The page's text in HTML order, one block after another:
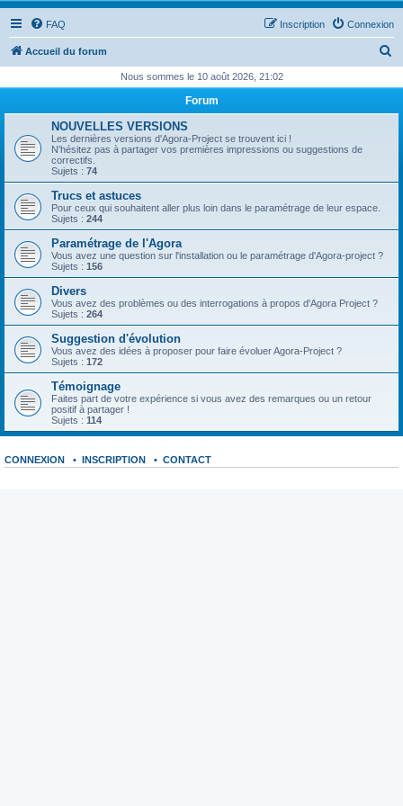
FAQ Connexion
Inscription
Accueil du forum
h
c
Nous sommes le 10 août 2026, 21:02
Forum
NOUVELLES VERSIONS
Les dernières versions d'Agora-Project se trouvent ici !
N'hésitez pas à partager vos premières impressions ou suggestions de
correctifs.
Sujets : 74
Trucs et astuces
Pour ceux qui souhaitent aller plus loin dans le paramétrage de leur espace.
Sujets : 244
Paramétrage de l'Agora
Vous avez une question sur l'installation ou le paramétrage d'Agora-project ?
Sujets : 156
Divers
Vous avez des problèmes ou des interrogations à propos d'Agora Project ?
Sujets : 264
Suggestion d'évolution
Vous avez des idées à proposer pour faire évoluer Agora-Project ?
Sujets : 172
Témoignage
Faites part de votre expérience si vous avez des remarques ou un retour
positif à partager !
Sujets : 114
CONNEXION • INSCRIPTION • CONTACT